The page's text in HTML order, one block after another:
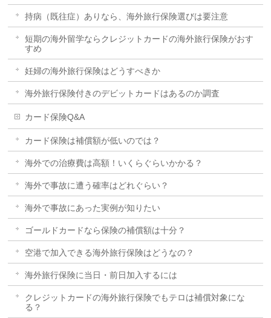
持病（既往症）ありなら、海外旅行保険選びは要注意
短期の海外留学ならクレジットカードの海外旅行保険がおす
すめ
妊婦の海外旅行保険はどうすべきか
海外旅行保険付きのデビットカードはあるのか調査
カード保険Q&A
カード保険は補償額が低いのでは？
海外での治療費は高額！いくらぐらいかかる？
海外で事故に遭う確率はどれぐらい？
海外で事故にあった実例が知りたい
ゴールドカードなら保険の補償額は十分？
空港で加入できる海外旅行保険はどうなの？
海外旅行保険に当日・前日加入するには
クレジットカードの海外旅行保険でもテロは補償対象にな
る？